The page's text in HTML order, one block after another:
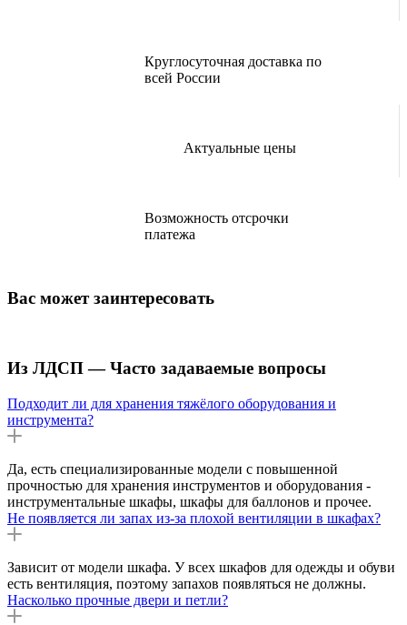
Круглосуточная доставка по
всей России
Актуальные цены
Возможность отсрочки
платежа
Вас может заинтересовать
Из ЛДСП — Часто задаваемые вопросы
Подходит ли для хранения тяжёлого оборудования и
инструмента?
Да, есть специализированные модели с повышенной
прочностью для хранения инструментов и оборудования -
инструментальные шкафы, шкафы для баллонов и прочее.
Не появляется ли запах из-за плохой вентиляции в шкафах?
Зависит от модели шкафа. У всех шкафов для одежды и обуви
есть вентиляция, поэтому запахов появляться не должны.
Насколько прочные двери и петли?